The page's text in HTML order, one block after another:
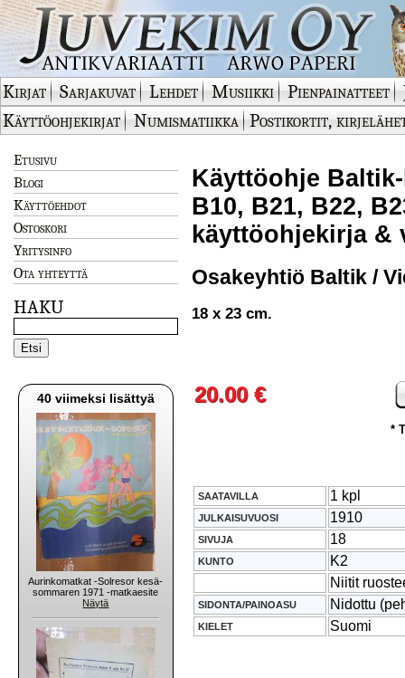
Kirjat Sarjakuvat Lehdet Musiikki Pienpainatteet
Käyttöohjekirjat
Numismatiikka Postikortit,
Etusivu
Blogi
Käyttöehdot
Ostoskori
Yritysinfo
Ota yhteyttä
HAKU
40 viimeksi lisättyä
Aurinkomatkat -Solresor kesä-
sommaren 1971 -matkaesite
Näytä
Käyttöohje
B10, B21, B22,
käyttöohjekirja &
Osakeyhtiö Baltik /
18 x 23 cm.
20.00 €
*
SAATAVILLA 1 kpl
JULKAISUVUOSI 1910
SIVUJA 18
KUNTO
K2
Niitit
SIDONTA/PAINOASU Nidottu
KIELET Suomi